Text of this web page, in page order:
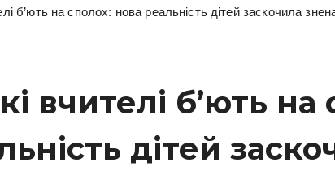
б’ють на сполох: нова реальність дітей заскочила
вчителі б’ють на
дітей